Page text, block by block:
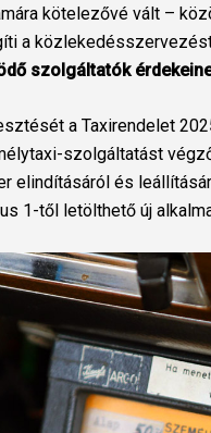
kötelezővé vált –
a
szolgáltatók
a Taxirendelet
szolgáltatást
elindításáról és
1-től letölthető új